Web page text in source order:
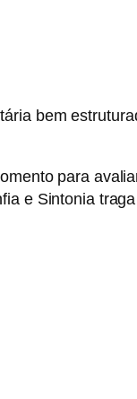
bem
para
e Sintonia